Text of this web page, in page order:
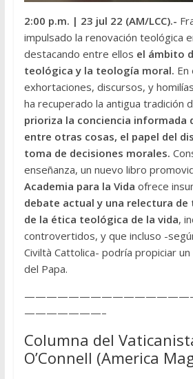
2:00 p.m. | 23 jul 22 (AM/LCC).-
impulsado la renovación teológica
destacando entre ellos el ámbito
teológica y la teología moral. En
exhortaciones, discursos, y
ha recuperado la antigua tradición
prioriza la conciencia informada
entre otras cosas, el papel del
toma de decisiones morales.
enseñanza, un nuevo libro
Academia para la Vida ofrece
debate actual y una relectura de
de la ética teológica de la vida,
controvertidos, y que incluso -
Civiltà Cattolica- podría propiciar
del Papa.
———————–
Columna del
O’Connell (America